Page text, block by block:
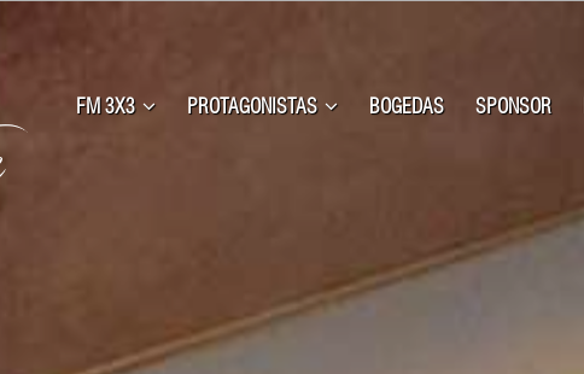
FM 3X3 PROTAGONISTAS BOGEDAS SPONSOR